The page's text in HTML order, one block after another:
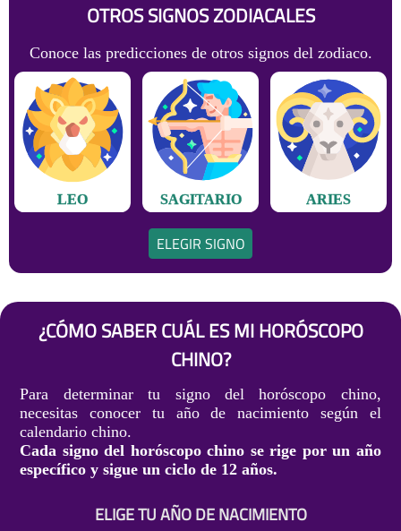
OTROS SIGNOS ZODIACALES
Conoce las predicciones de otros signos del zodiaco.
LEO SAGITARIO ARIES
ELEGIR SIGNO
¿CÓMO SABER CUÁL ES MI HORÓSCOPO
CHINO?
Para determinar tu signo del horóscopo chino,
necesitas conocer tu año de nacimiento según el
calendario chino.
Cada signo del horóscopo chino se rige por un año
específico y sigue un ciclo de 12 años.
ELIGE TU AÑO DE NACIMIENTO